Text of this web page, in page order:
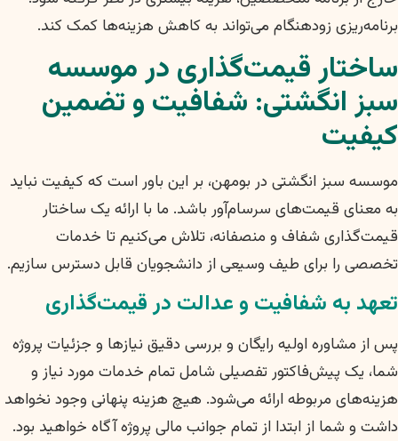
برنامه‌ریزی زودهنگام می‌تواند به کاهش هزینه‌ها کمک کند.
ساختار قیمت‌گذاری در موسسه
سبز انگشتی: شفافیت و تضمین
کیفیت
موسسه سبز انگشتی در بومهن، بر این باور است که کیفیت نباید
به معنای قیمت‌های سرسام‌آور باشد. ما با ارائه یک ساختار
قیمت‌گذاری شفاف و منصفانه، تلاش می‌کنیم تا خدمات
تخصصی را برای طیف وسیعی از دانشجویان قابل دسترس سازیم.
تعهد به شفافیت و عدالت در قیمت‌گذاری
پس از مشاوره اولیه رایگان و بررسی دقیق نیازها و جزئیات پروژه
شما، یک پیش‌فاکتور تفصیلی شامل تمام خدمات مورد نیاز و
هزینه‌های مربوطه ارائه می‌شود. هیچ هزینه پنهانی وجود نخواهد
داشت و شما از ابتدا از تمام جوانب مالی پروژه آگاه خواهید بود.